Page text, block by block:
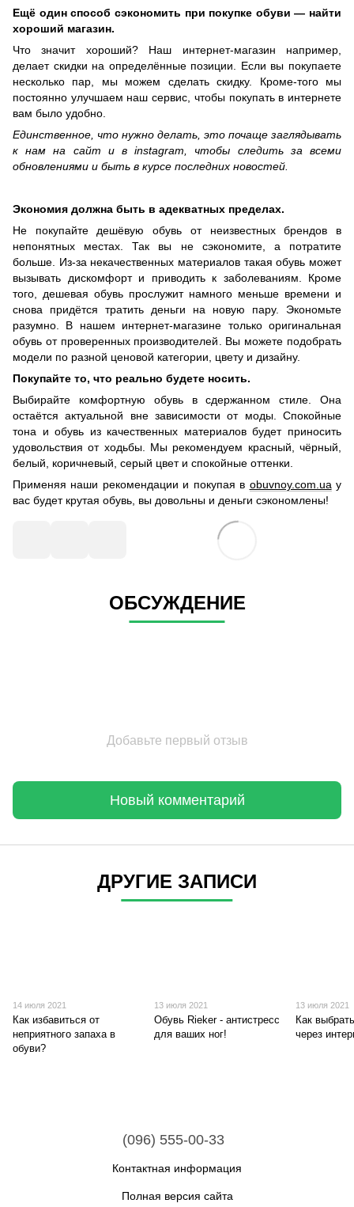
Ещё один способ сэкономить при покупке обуви — найти
хороший магазин.
Что значит хороший? Наш интернет-магазин например,
делает скидки на определённые позиции. Если вы покупаете
несколько пар, мы можем сделать скидку. Кроме-того мы
постоянно улучшаем наш сервис, чтобы покупать в интернете
вам было удобно.
Единственное, что нужно делать, это почаще заглядывать
к нам на сайт и в instagram, чтобы следить за всеми
обновлениями и быть в курсе последних новостей.
Экономия должна быть в адекватных пределах.
Не покупайте дешёвую обувь от неизвестных брендов в
непонятных местах. Так вы не сэкономите, а потратите
больше. Из-за некачественных материалов такая обувь может
вызывать дискомфорт и приводить к заболеваниям. Кроме
того, дешевая обувь прослужит намного меньше времени и
снова придётся тратить деньги на новую пару. Экономьте
разумно. В нашем интернет-магазине только оригинальная
обувь от проверенных производителей. Вы можете подобрать
модели по разной ценовой категории, цвету и дизайну.
Покупайте то, что реально будете носить.
Выбирайте комфортную обувь в сдержанном стиле. Она
остаётся актуальной вне зависимости от моды. Спокойные
тона и обувь из качественных материалов будет приносить
удовольствия от ходьбы. Мы рекомендуем красный, чёрный,
белый, коричневый, серый цвет и спокойные оттенки.
Применяя наши рекомендации и покупая в obuvnoy.com.ua у
вас будет крутая обувь, вы довольны и деньги сэкономлены!
ОБСУЖДЕНИЕ
Добавьте первый отзыв
Новый комментарий
ДРУГИЕ ЗАПИСИ
14 июля 2021
Как избавиться от
неприятного запаха в
обуви?
13 июля 2021
Обувь Rieker - антистресс
для ваших ног!
13 июля 2021
Как
через
(096) 555-00-33
Контактная информация
Полная версия сайта